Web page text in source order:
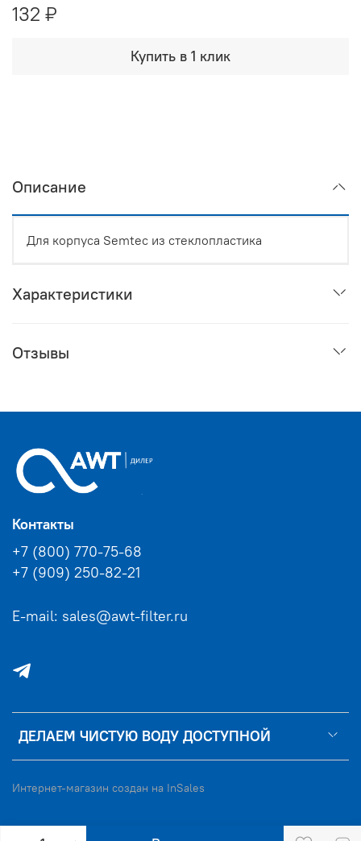
132 ₽
Купить в 1 клик
Описание
Для корпуса Semtec из стеклопластика
Характеристики
Отзывы
ДЕЛАЕМ ЧИСТУЮ ВОДУ ДОСТУПНОЙ
Контакты
+7 (800) 770-75-68
+7 (909) 250-82-21
E-mail: sales@awt-filter.ru
Интернет-магазин создан на InSales